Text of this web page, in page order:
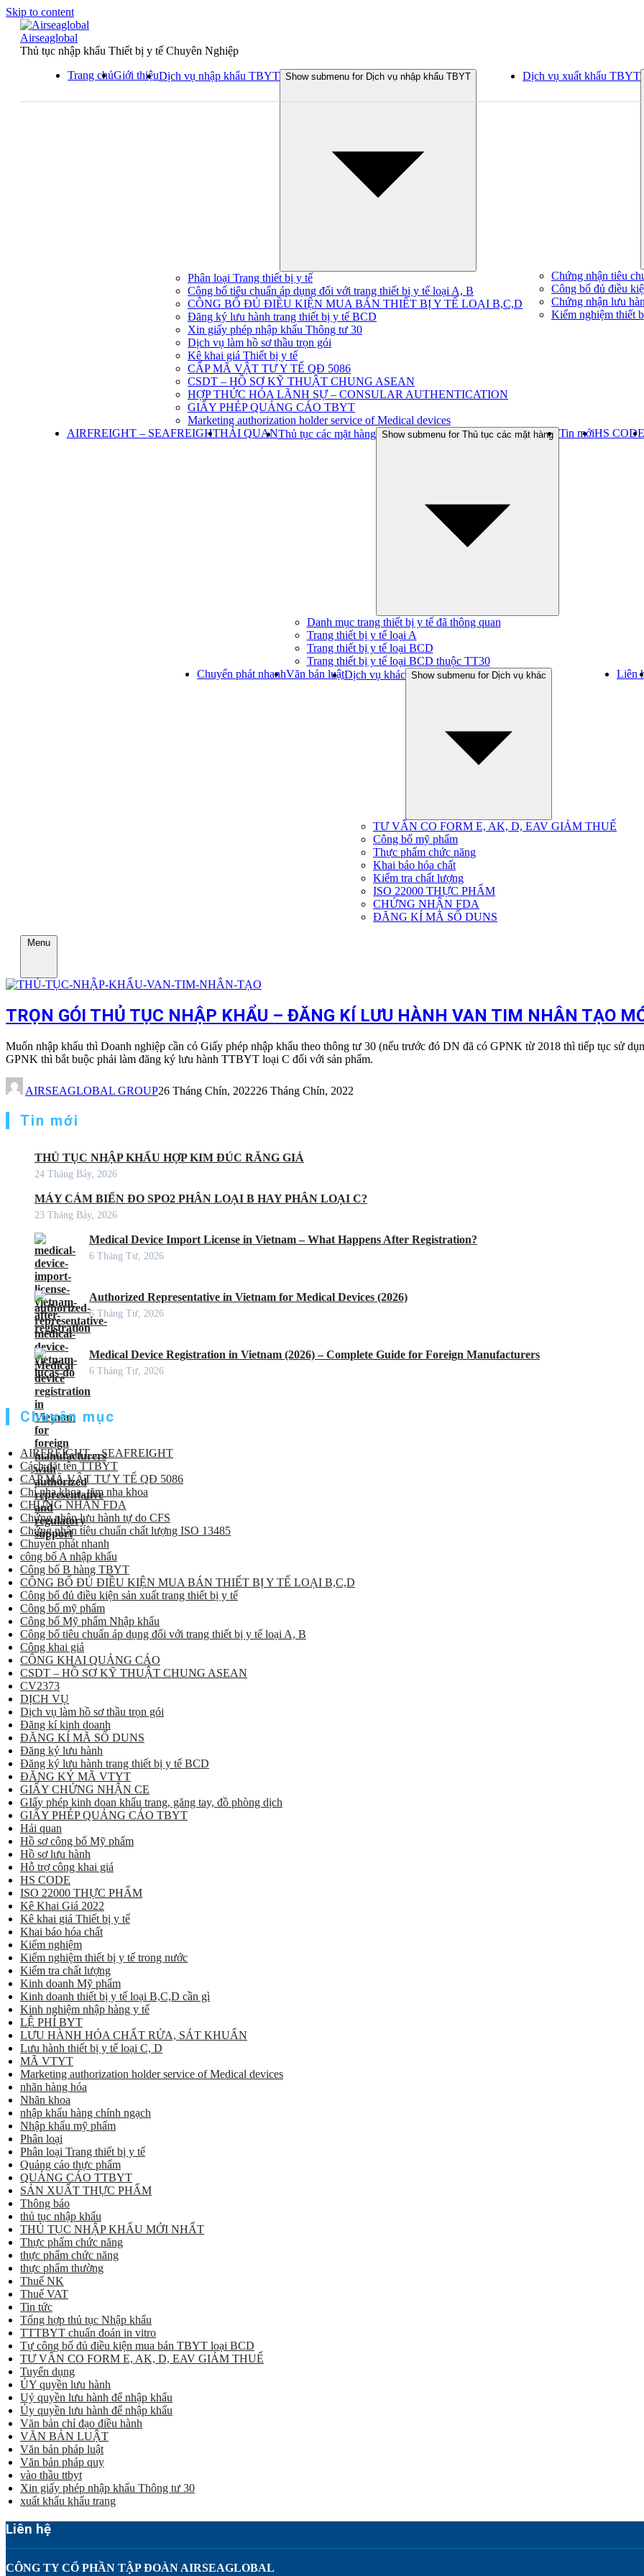
Skip to content
Airseaglobal
Thủ tục nhập khẩu Thiết bị y tế Chuyên Nghiệp
Trang chủGiới thiệuDịch vụ nhập khẩu TBYT Show submenu for Dịch vụ nhập khẩu TBYT
Phân loại Trang thiết bị y tế
Công bố tiêu chuẩn áp dụng đối với trang thiết bị y tế loại A, B
CÔNG BỐ ĐỦ ĐIỀU KIỆN MUA BÁN THIẾT BỊ Y TẾ LOẠI B,C,D
Đăng ký lưu hành trang thiết bị y tế BCD
Xin giấy phép nhập khẩu Thông tư 30
Dịch vụ làm hồ sơ thầu trọn gói
Kê khai giá Thiết bị y tế
CẤP MÃ VẬT TƯ Y TẾ QĐ 5086
CSDT – HỒ SƠ KỸ THUẬT CHUNG ASEAN
HỢP THỨC HÓA LÃNH SỰ – CONSULAR AUTHENTICATION
GIẤY PHÉP QUẢNG CÁO TBYT
Marketing authorization holder service of Medical devices
Dịch vụ xuất khẩu TBYT
Chứng nhận tiêu
Công bố đủ điều
Chứng nhận lưu
Kiểm nghiệm thiết
AIRFREIGHT – SEAFREIGHTHẢI QUANThủ tục các mặt hàng Show submenu for Thủ tục các mặt hàng
Danh mục trang thiết bị y tế đã thông quan
Trang thiết bị y tế loại A
Trang thiết bị y tế loại BCD
Trang thiết bị y tế loại BCD thuộc TT30
Tin mớiHS CODE
Chuyển phát nhanhVăn bản luậtDịch vụ khác Show submenu for Dịch vụ khác
TƯ VẤN CO FORM E, AK, D, EAV GIẢM THUẾ
Công bố mỹ phẩm
Thực phẩm chức năng
Khai báo hóa chất
Kiểm tra chất lượng
ISO 22000 THỰC PHẨM
CHỨNG NHẬN FDA
ĐĂNG KÍ MÃ SỐ DUNS
Liên
Menu
TRỌN GÓI THỦ TỤC NHẬP KHẨU – ĐĂNG KÍ LƯU HÀNH VAN TIM NHÂN TẠO
Muốn nhập khẩu thì Doanh nghiệp cần có Giấy phép nhập khẩu theo thông tư 30 (nếu trước đó DN đã có GPNK từ 2018 thì tiếp tục sử
GPNK thì bắt buộc phải làm đăng ký lưu hành TTBYT loại C đối với sản phẩm.
AIRSEAGLOBAL GROUP26 Tháng Chín, 202226 Tháng Chín, 2022
Tin mới
THỦ TỤC NHẬP KHẨU HỢP KIM ĐÚC RĂNG GIẢ
24 Tháng Bảy, 2026
MÁY CẢM BIẾN ĐO SPO2 PHÂN LOẠI B HAY PHÂN LOẠI C?
23 Tháng Bảy, 2026
Medical Device Import License in Vietnam – What Happens After Registration?
6 Tháng Tư, 2026
Authorized Representative in Vietnam for Medical Devices (2026)
6 Tháng Tư, 2026
Medical Device Registration in Vietnam (2026) – Complete Guide for Foreign Manufacturers
6 Tháng Tư, 2026
Chuyên mục
AIRFREIGHT – SEAFREIGHT
Cách đặt tên TTBYT
CẤP MÃ VẬT TƯ Y TẾ QĐ 5086
Chỉ nha khoa, tăm nha khoa
CHỨNG NHẬN FDA
Chứng nhận lưu hành tự do CFS
Chứng nhận tiêu chuẩn chất lượng ISO 13485
Chuyển phát nhanh
công bố A nhập khẩu
Công bố B hàng TBYT
CÔNG BỐ ĐỦ ĐIỀU KIỆN MUA BÁN THIẾT BỊ Y TẾ LOẠI B,C,D
Công bố đủ điều kiện sản xuất trang thiết bị y tế
Công bố mỹ phẩm
Công bố Mỹ phẩm Nhập khẩu
Công bố tiêu chuẩn áp dụng đối với trang thiết bị y tế loại A, B
Công khai giá
CÔNG KHAI QUẢNG CÁO
CSDT – HỒ SƠ KỸ THUẬT CHUNG ASEAN
CV2373
DỊCH VỤ
Dịch vụ làm hồ sơ thầu trọn gói
Đăng kí kinh doanh
ĐĂNG KÍ MÃ SỐ DUNS
Đăng ký lưu hành
Đăng ký lưu hành trang thiết bị y tế BCD
ĐĂNG KÝ MÃ VTYT
GIẤY CHỨNG NHẬN CE
GIấy phép kinh doan khẩu trang, găng tay, đồ phòng dịch
GIẤY PHÉP QUẢNG CÁO TBYT
Hải quan
Hồ sơ công bố Mỹ phẩm
Hồ sơ lưu hành
Hỗ trợ công khai giá
HS CODE
ISO 22000 THỰC PHẨM
Kê Khai Giá 2022
Kê khai giá Thiết bị y tế
Khai báo hóa chất
Kiểm nghiệm
Kiểm nghiệm thiết bị y tế trong nước
Kiểm tra chất lượng
Kinh doanh Mỹ phẩm
Kinh doanh thiết bị y tế loại B,C,D cần gì
Kinh nghiệm nhập hàng y tế
LỆ PHÍ BYT
LƯU HÀNH HÓA CHẤT RỬA, SÁT KHUẨN
Lưu hành thiết bị y tế loại C, D
MÃ VTYT
Marketing authorization holder service of Medical devices
nhãn hàng hóa
Nhãn khoa
nhập khẩu hàng chính ngạch
Nhập khẩu mỹ phẩm
Phân loại
Phân loại Trang thiết bị y tế
Quảng cáo thực phẩm
QUẢNG CÁO TTBYT
SẢN XUẤT THỰC PHẨM
Thông báo
thủ tục nhập khẩu
THỦ TỤC NHẬP KHẨU MỚI NHẤT
Thực phẩm chức năng
thực phẩm chức năng
thực phẩm thường
Thuế NK
Thuế VAT
Tin tức
Tổng hợp thủ tục Nhập khẩu
TTTBYT chuẩn đoán in vitro
Tự công bố đủ điều kiện mua bán TBYT loại BCD
TƯ VẤN CO FORM E, AK, D, EAV GIẢM THUẾ
Tuyển dụng
ỦY quyền lưu hành
Uỷ quyền lưu hành để nhập khẩu
Ủy quyền lưu hành để nhập khẩu
Văn bản chỉ đạo điều hành
VĂN BẢN LUẬT
Văn bản pháp luật
Văn bản pháp quy
vào thầu ttbyt
Xin giấy phép nhập khẩu Thông tư 30
xuất khẩu khẩu trang
Liên hệ
CÔNG TY CỔ PHẦN TẬP ĐOÀN AIRSEAGLOBAL